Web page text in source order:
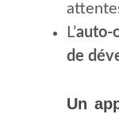
L’auto-
de
Un